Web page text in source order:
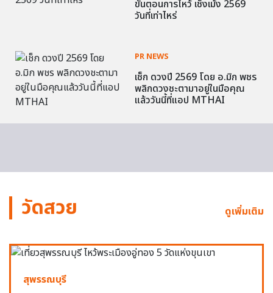
ขั้นตอนการไหว้ เช็งเม้ง 2569
วันที่เท่าไหร่
PR NEWS
เช็ก ดวงปี 2569 โดย อ.มิก พชร
พลิกดวงชะตามาอยู่ในมือคุณ
แล้ววันนี้ที่แอป MTHAI
วัดสวย ดูเพิ่มเติม
สุพรรณบุรี